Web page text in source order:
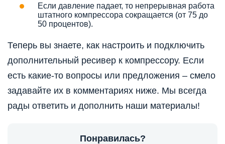
Если давление падает, то непрерывная работа
штатного компрессора сокращается (от 75 до
50 процентов).
Теперь вы знаете, как настроить и подключить
дополнительный ресивер к компрессору. Если
есть какие-то вопросы или предложения – смело
задавайте их в комментариях ниже. Мы всегда
рады ответить и дополнить наши материалы!
Понравилась?